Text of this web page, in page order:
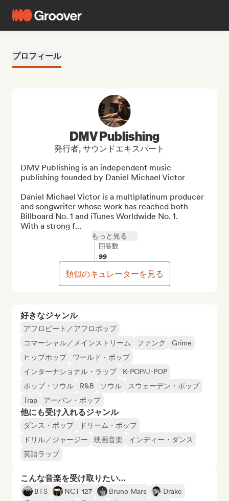
プロフィール
好きなジャンル
アフロビート／アフロポップ
コマーシャル／メインストリーム
ファンク
Grime
ヒップホップ
ワールド・ポップ
インターナショナル・ラップ
K-POP/J-POP
ポップ・ソウル
R&B ソウル
スウェーデン・ポップ
Trap
アーバン・ポップ
他にも受け入れるジャンル
ダンス・ポップ
ドリーム・ポップ
ドリル／ジャージー
映画音楽
インディー・ダンス
英語ラップ
こんな音楽を受け取りたい…
BTS NCT 127 Bruno Mars
Drake
DMV Publishing
発行者, サウンドエキスパート
DMV Publishing is an independent music
publishing founded by Daniel Michael Victor
Daniel Michael Victor is a multiplatinum producer
and songwriter whose work has reached both
Billboard No. 1 and iTunes Worldwide No. 1.
With a strong f...
もっと見る
回答数
99
類似のキュレーターを見る